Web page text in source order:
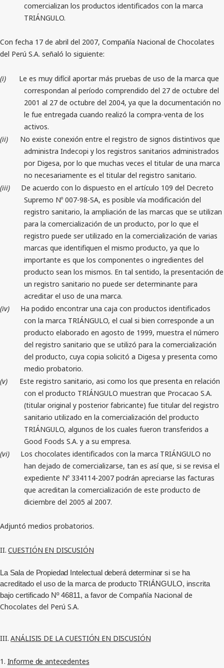
comercializan los productos identificados con la marca
TRIÁNGULO.
Con fecha 17 de abril del 2007, Compañía Nacional de Chocolates
del Perú S.A. señaló lo siguiente:
(i)
Le es muy difícil aportar más pruebas de uso de la marca que
correspondan al período comprendido del 27 de octubre del
2001 al 27 de octubre del 2004, ya que la documentación no
le fue entregada cuando realizó la compra-venta de los
activos.
(ii)
No existe conexión entre el registro de signos distintivos que
administra Indecopi y los registros sanitarios administrados
por Digesa, por lo que muchas veces el titular de una marca
no necesariamente es el titular del registro sanitario.
(iii)
De acuerdo con lo dispuesto en el artículo 109 del Decreto
Supremo Nº 007-98-SA, es posible vía modificación del
registro sanitario, la ampliación de las marcas que se utilizan
para la comercialización de un producto, por lo que el
registro puede ser utilizado en la comercialización de varias
marcas que identifiquen el mismo producto, ya que lo
importante es que los componentes o ingredientes del
producto sean los mismos. En tal sentido, la presentación de
un registro sanitario no puede ser determinante para
acreditar el uso de una marca.
(iv)
Ha podido encontrar una caja con productos identificados
con la marca TRIÁNGULO, el cual si bien corresponde a un
producto elaborado en agosto de 1999, muestra el número
del registro sanitario que se utilizó para la comercialización
del producto, cuya copia solicitó a Digesa y presenta como
medio probatorio.
(v)
Este registro sanitario, asi como los que presenta en relación
con el producto TRIÁNGULO muestran que Procacao S.A.
(titular original y posterior fabricante) fue titular del registro
sanitario utilizado en la comercialización del producto
TRIÁNGULO, algunos de los cuales fueron transferidos a
Good Foods S.A. y a su empresa.
(vi)
Los chocolates identificados con la marca TRIÁNGULO no
han dejado de comercializarse, tan es así que, si se revisa el
expediente Nº 334114-2007 podrán apreciarse las facturas
que acreditan la comercialización de este producto de
diciembre del 2005 al 2007.
Adjuntó medios probatorios.
II.CUESTIÓN EN DISCUSIÓN
La Sala de Propiedad Intelectual deberá determinar si se ha
acreditado el uso de la marca de producto TRIÁNGULO, inscrita
bajo certificado Nº 46811, a favor de Compañía Nacional de
Chocolates del Perú S.A.
III.ANÁLISIS DE LA CUESTIÓN EN DISCUSIÓN
1. Informe de antecedentes